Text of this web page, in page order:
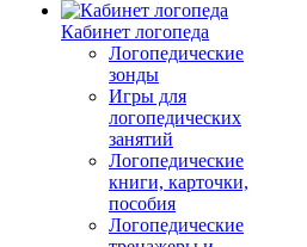
Кабинет логопеда
Логопедические
зонды
Игры для
логопедических
занятий
Логопедические
книги, карточки,
пособия
Логопедические